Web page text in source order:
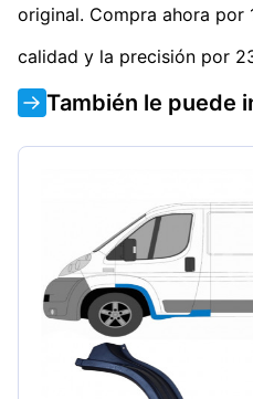
original. Compra ahora por
calidad y la precisión por
También le puede